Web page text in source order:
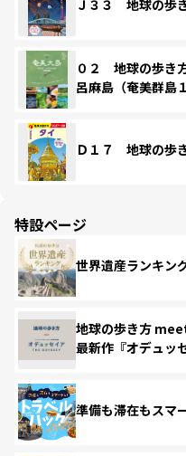
Ｊ３３ 地球の歩
０２ 地球の歩
呂麻島（奄美群
Ｄ１７ 地球の歩
特設ページ
世界遺産ランキン
地球の歩き方
最新作『オデュッ
準備も滞在もスマ